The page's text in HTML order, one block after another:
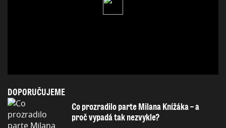
DOPORUČUJEME
Co prozradilo parte Milana Knížáka – a
proč vypadá tak nezvykle?